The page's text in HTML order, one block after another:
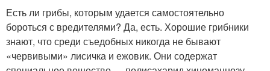
Есть ли грибы, которым удается самостоятельно
бороться с вредителями? Да, есть. Хорошие грибники
знают, что среди съедобных никогда не бывают
«червивыми» лисичка и ежовик. Они содержат